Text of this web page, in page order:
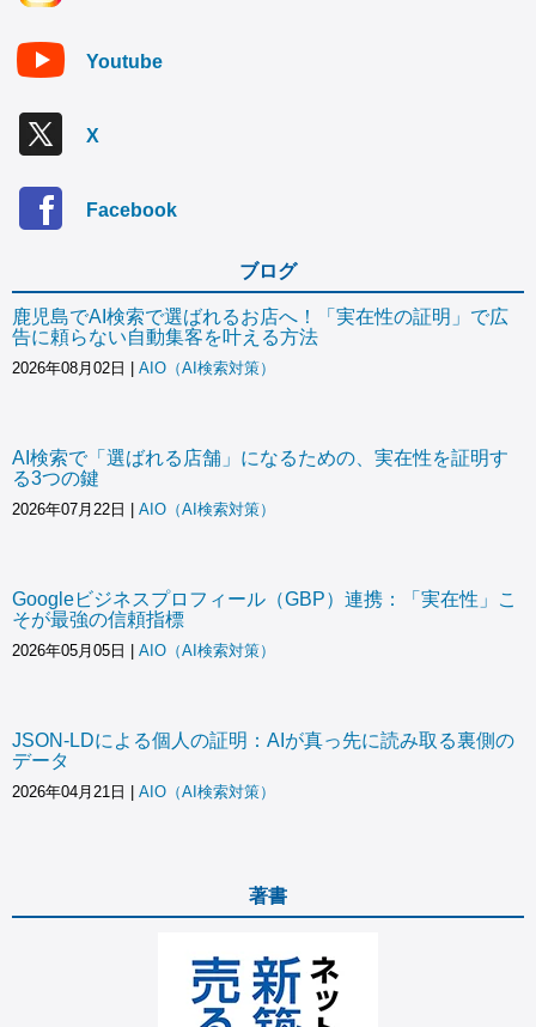
Youtube
X
Facebook
ブログ
鹿児島でAI検索で選ばれるお店へ！「実在性の証明」で広
告に頼らない自動集客を叶える方法
2026年08月02日 AIO（AI検索対策）
AI検索で「選ばれる店舗」になるための、実在性を証明す
る3つの鍵
2026年07月22日 AIO（AI検索対策）
Googleビジネスプロフィール（GBP）連携：「実在性」こ
そが最強の信頼指標
2026年05月05日 AIO（AI検索対策）
JSON-LDによる個人の証明：AIが真っ先に読み取る裏側の
データ
2026年04月21日 AIO（AI検索対策）
著書